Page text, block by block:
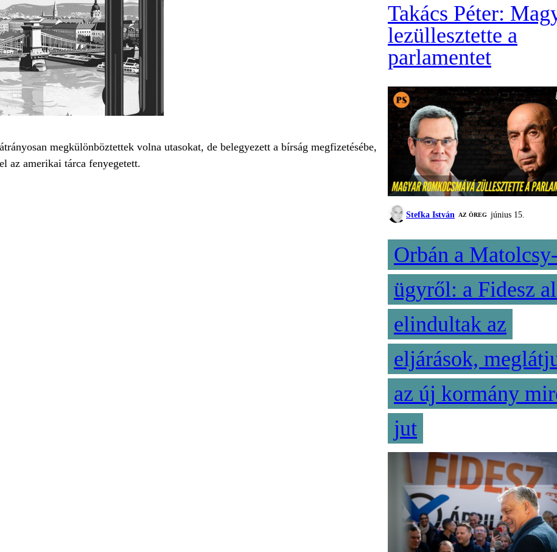
megkülönböztettek volna utasokat, de belegyezett a bírság megfizetésébe,
az amerikai tárca fenyegetett.
Takács Péter:
lezüllesztette a
parlamentet
Stefka István AZ ÖREG június 15.
Orbán a
ügyről: a Fidesz
elindultak az
eljárások,
az új kormány
jut